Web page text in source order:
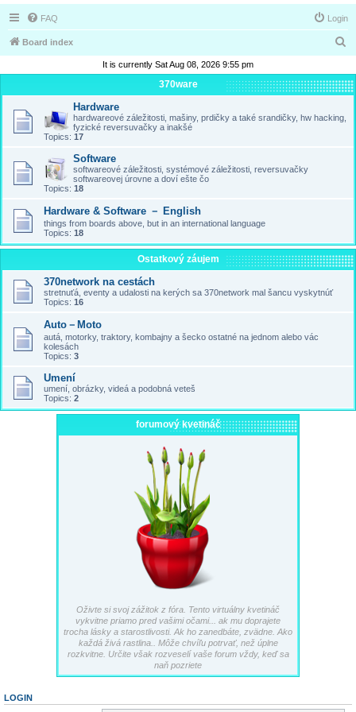
FAQ Login
Board index
a
r
It is currently Sat Aug 08, 2026 9:55 pm
370ware
Hardware
hardwareové záležitosti, mašiny, prdičky a také srandičky, hw hacking,
fyzické reversuvačky a inakšé
Topics: 17
Software
softwareové záležitosti, systémové záležitosti, reversuvačky
softwareovej úrovne a doví ešte čo
Topics: 18
Hardware & Software － English
things from boards above, but in an international language
Topics: 18
Ostatkový záujem
370network na cestách
stretnuťá, eventy a udalosti na kerých sa 370network mal šancu vyskytnúť
Topics: 16
Auto－Moto
autá, motorky, traktory, kombajny a šecko ostatné na jednom alebo vác
kolesách
Topics: 3
Umení
umení, obrázky, videá a podobná veteš
Topics: 2
forumový kvetináč
Oživte si svoj zážitok z fóra. Tento virtuálny kvetináč
vykvitne priamo pred vašimi očami... ak mu doprajete
trocha lásky a starostlivosti. Ak ho zanedbáte, zvädne. Ako
každá živá rastlina.. Môže chvíľu potrvať, než úplne
rozkvitne. Určite však rozveselí vaše forum vždy, keď sa
naň pozriete
LOGIN